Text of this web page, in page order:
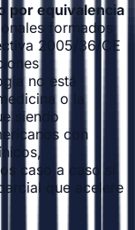
por equivalencia
formados
2005/36/CE
no está
o la
siendo
con
caso a caso si
que acelere